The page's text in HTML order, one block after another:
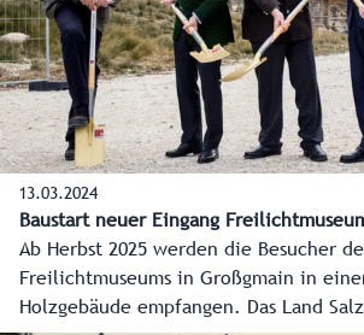
in seinem Programm.
13.03.2024
Baustart neuer Eingang
Ab Herbst 2025 werden die Besucher
Freilichtmuseums in Großgmain in
Holzgebäude empfangen. Das Land